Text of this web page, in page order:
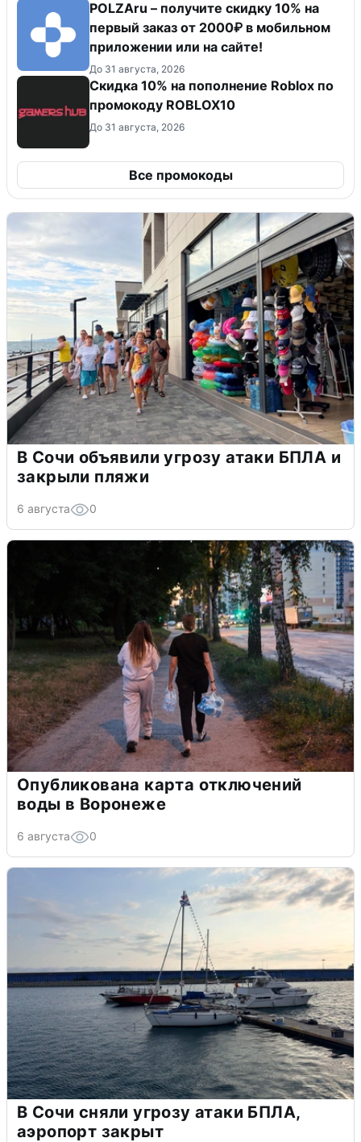
POLZAru – получите скидку 10% на
первый заказ от 2000₽ в мобильном
приложении или на сайте!
До 31 августа, 2026
Скидка 10% на пополнение Roblox по
промокоду ROBLOX10
До 31 августа, 2026
Все промокоды
В Сочи объявили угрозу атаки БПЛА и
закрыли пляжи
6 августа 0
Опубликована карта отключений
воды в Воронеже
6 августа 0
В Сочи сняли угрозу атаки БПЛА,
аэропорт закрыт